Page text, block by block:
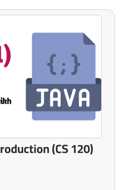
(CS 120) Java (1) – Free Introduction